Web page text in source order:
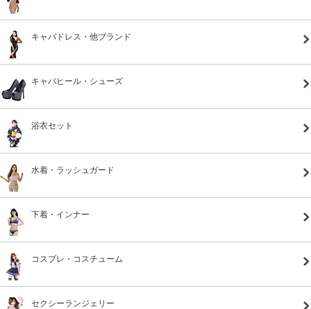
キャバドレス・他ブランド
キャバヒール・シューズ
浴衣セット
水着・ラッシュガード
下着・インナー
コスプレ・コスチューム
セクシーランジェリー